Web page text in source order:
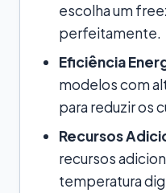
escolha um
perfeitamente.
Eficiência
modelos com
para reduzir os
Recursos
recursos
temperatura